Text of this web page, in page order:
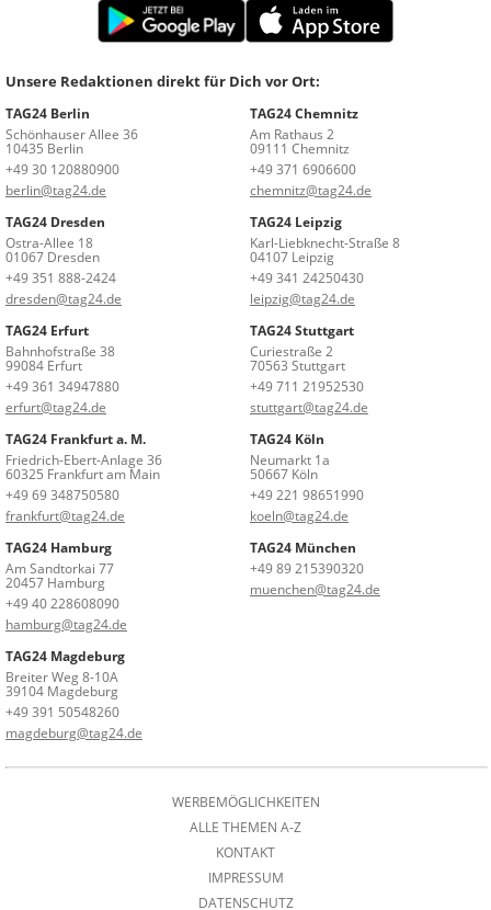
Unsere Redaktionen direkt für Dich vor Ort:
TAG24 Berlin
Schönhauser Allee 36
10435 Berlin
+49 30 120880900
berlin@tag24.de
TAG24 Chemnitz
Am Rathaus 2
09111 Chemnitz
+49 371 6906600
chemnitz@tag24.de
TAG24 Dresden
Ostra-Allee 18
01067 Dresden
+49 351 888-2424
dresden@tag24.de
TAG24 Leipzig
Karl-Liebknecht-Straße 8
04107 Leipzig
+49 341 24250430
leipzig@tag24.de
TAG24 Erfurt
Bahnhofstraße 38
99084 Erfurt
+49 361 34947880
erfurt@tag24.de
TAG24 Stuttgart
Curiestraße 2
70563 Stuttgart
+49 711 21952530
stuttgart@tag24.de
TAG24 Frankfurt a. M.
Friedrich-Ebert-Anlage 36
60325 Frankfurt am Main
+49 69 348750580
frankfurt@tag24.de
TAG24 Köln
Neumarkt 1a
50667 Köln
+49 221 98651990
koeln@tag24.de
TAG24 Hamburg
Am Sandtorkai 77
20457 Hamburg
+49 40 228608090
hamburg@tag24.de
TAG24 München
+49 89 215390320
muenchen@tag24.de
TAG24 Magdeburg
Breiter Weg 8-10A
39104 Magdeburg
+49 391 50548260
magdeburg@tag24.de
WERBEMÖGLICHKEITEN
ALLE THEMEN A-Z
KONTAKT
IMPRESSUM
DATENSCHUTZ